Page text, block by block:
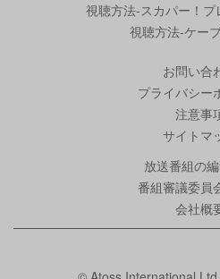
視聴方法-スカパー！プ
視聴方法-ケー
お問い合
プライバシー
注意事
サイトマ
放送番組の
番組審議委員
会社概